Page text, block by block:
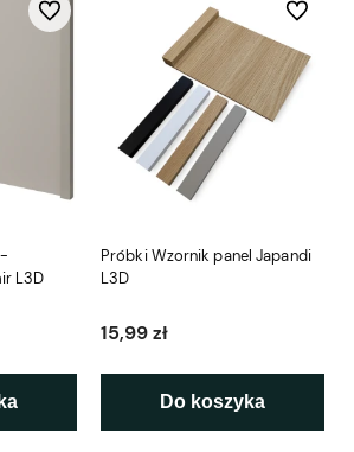
L3D
Do ulubionych
Próbki Wzornik panel Japandi
L3D
15,99 zł
Do koszyka
Do